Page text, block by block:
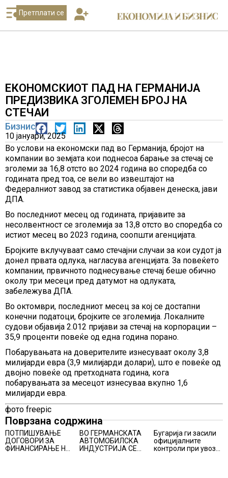
Претплати се
ЕКОНОМСКИОТ ПАД НА ГЕРМАНИЈА
ПРЕДИЗВИКА ЗГОЛЕМЕН БРОЈ НА
СТЕЧАИ
Бизнис
10 јануари, 2025
Во услови на економски пад во Германија, бројот на
компании во земјата кои поднесоа барање за стечај се
зголеми за 16,8 отсто во 2024 година во споредба со
годината пред тоа, се вели во извештајот на
Федералниот завод за статистика објавен денеска, јави
ДПА.
Во последниот месец од годината, пријавите за
несолвентност се зголемија за 13,8 отсто во споредба со
истиот месец во 2023 година, соопшти агенцијата.
Бројките вклучуваат само стечајни случаи за кои судот ја
донел првата одлука, нагласува агенцијата. За повеќето
компании, првичното поднесување стечај беше обично
околу три месеци пред датумот на одлуката,
забележува ДПА.
Во октомври, последниот месец за кој се достапни
конечни податоци, бројките се зголемија. Локалните
судови објавија 2.012 пријави за стечај на корпорации –
35,9 проценти повеќе од една година порано.
Побарувањата на доверителите изнесуваат околу 3,8
милијарди евра (3,9 милијарди долари), што е повеќе од
двојно повеќе од претходната година, кога
побарувањата за месецот изнесуваа вкупно 1,6
милијарди евра.
фото freepic
Поврзана содржина
ПОТПИШУВАЊЕ
ДОГОВОРИ ЗА
ФИНАНСИРАЊЕ НА
ВО ГЕРМАНСКАТА
АВТОМОБИЛСКА
ИНДУСТРИЈА СЕ
Бугарија ги засили
официјалните
контроли при увоз